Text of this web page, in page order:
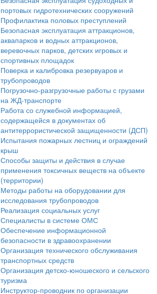
портовых гидротехнических сооружений
Профилактика половых преступлений
Безопасная эксплуатация аттракционов,
аквапарков и водных аттракционов,
веревочных парков, детских игровых и
спортивных площадок
Поверка и калибровка резервуаров и
трубопроводов
Погрузочно-разгрузочные работы с грузами
на ЖД-транспорте
Работа со служебной информацией,
содержащейся в документах об
антитеррористической защищенности (ДСП)
Испытания пожарных лестниц и ограждений
крыш
Способы защиты и действия в случае
применения токсичных веществ на объекте
(территории)
Методы работы на оборудовании для
исследования трубопроводов
Реализация социальных услуг
Специалисты в системе ОМС
Обеспечение информационной
безопасности в здравоохранении
Организация технического обслуживания
транспортных средств
Организация детско-юношеского и сельского
туризма
Инструктор-проводник по организации